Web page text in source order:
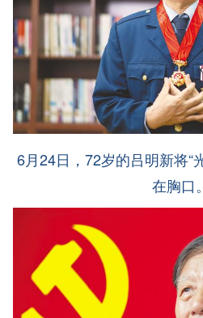
6月24日，72岁的吕明新将“
在胸口。